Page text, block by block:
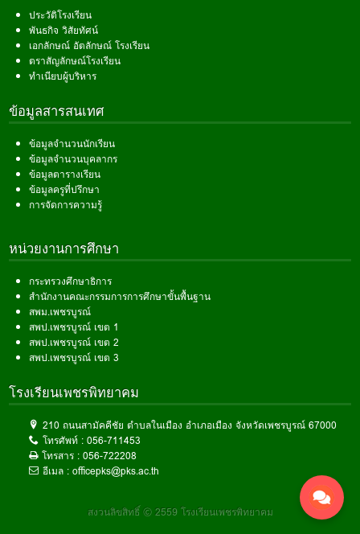
ประวัติโรงเรียน
พันธกิจ วิสัยทัศน์
เอกลักษณ์ อัตลักษณ์ โรงเรียน
ตราสัญลักษณ์โรงเรียน
ทำเนียบผู้บริหาร
ข้อมูลสารสนเทศ
ข้อมูลจำนวนนักเรียน
ข้อมูลจำนวนบุคลากร
ข้อมูลตารางเรียน
ข้อมูลครูที่ปรึกษา
การจัดการความรู้
หน่วยงานการศึกษา
กระทรวงศึกษาธิการ
สำนักงานคณะกรรมการการศึกษาขั้นพื้นฐาน
สพม.เพชรบูรณ์
สพป.เพชรบูรณ์ เขต 1
สพป.เพชรบูรณ์ เขต 2
สพป.เพชรบูรณ์ เขต 3
โรงเรียนเพชรพิทยาคม
210 ถนนสามัคคีชัย ตำบลในเมือง อำเภอเมือง จังหวัดเพชรบูรณ์ 67000
โทรศัพท์ :056-711453
โทรสาร :056-722208
อีเมล :officepks@pks.ac.th
สงวนลิขสิทธิ์ © 2559 โรงเรียนเพชรพิทยาคม